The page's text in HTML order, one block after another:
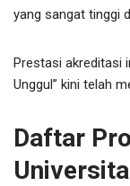
yang sangat tinggi
Prestasi akreditasi
Unggul” kini telah
Daftar